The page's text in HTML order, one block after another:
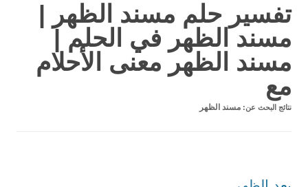
تفسير حلم مسند الظهر |
مسند الظهر في الحلم |
مسند الظهر معنى الأحلام
مع
نتائج البحث عن: مسند الظهر